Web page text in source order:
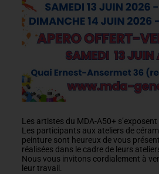
Les artistes du MDA-A50+ s’exposent
Les participants aux ateliers de
peinture sont heureux de vous
réalisées dans le cadre de leurs
Nous vous invitons cordialement à
leur travail.